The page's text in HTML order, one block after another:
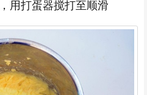
用打蛋器搅打至顺滑